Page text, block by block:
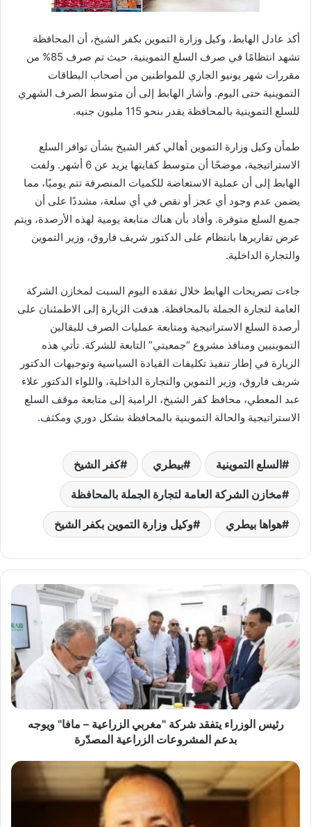
أكد عادل الهابط، وكيل وزارة التموين بكفر الشيخ، أن المحافظة
تشهد انتظامًا في صرف السلع التموينية، حيث تم صرف 85% من
مقررات شهر يونيو الجاري للمواطنين من أصحاب البطاقات
التموينية حتى اليوم. وأشار الهابط إلى أن متوسط الصرف الشهري
للسلع التموينية بالمحافظة يقدر بنحو 115 مليون جنيه.
طمأن وكيل وزارة التموين أهالي كفر الشيخ بشأن توافر السلع
الاستراتيجية، موضحًا أن متوسط كفايتها يزيد عن 6 أشهر. ولفت
الهابط إلى أن عملية الاستعاضة للكميات المنصرفة تتم يوميًا، مما
يضمن عدم وجود أي عجز أو نقص في أي سلعة، مشددًا على أن
جميع السلع متوفرة. وأفاد بأن هناك متابعة يومية لهذه الأرصدة، ويتم
عرض تقاريرها بانتظام على الدكتور شريف فاروق، وزير التموين
والتجارة الداخلية.
جاءت تصريحات الهابط خلال تفقده اليوم السبت لمخازن الشركة
العامة لتجارة الجملة بالمحافظة. هدفت الزيارة إلى الاطمئنان على
أرصدة السلع الاستراتيجية ومتابعة عمليات الصرف للبقالين
التموينيين ومنافذ مشروع “جمعيتي” التابعة للشركة. تأتي هذه
الزيارة في إطار تنفيذ تكليفات القيادة السياسية وتوجيهات الدكتور
شريف فاروق، وزير التموين والتجارة الداخلية، واللواء الدكتور علاء
عبد المعطي، محافظ كفر الشيخ، الرامية إلى متابعة موقف السلع
الاستراتيجية والحالة التموينية بالمحافظة بشكل دوري ومكثف.
السلع التموينية بيطري كفر الشيخ
مخازن الشركة العامة لتجارة الجملة بالمحافظة
هواها بيطري وكيل وزارة التموين بكفر الشيخ
رئيس
يتفقد
"مغربي
الزراعية
–
ويوجه
المصدّرة
رئيس الوزراء يتفقد شركة "مغربي الزراعية – مافا" ويوجه
بدعم المشروعات الزراعية المصدّرة
الدكتور